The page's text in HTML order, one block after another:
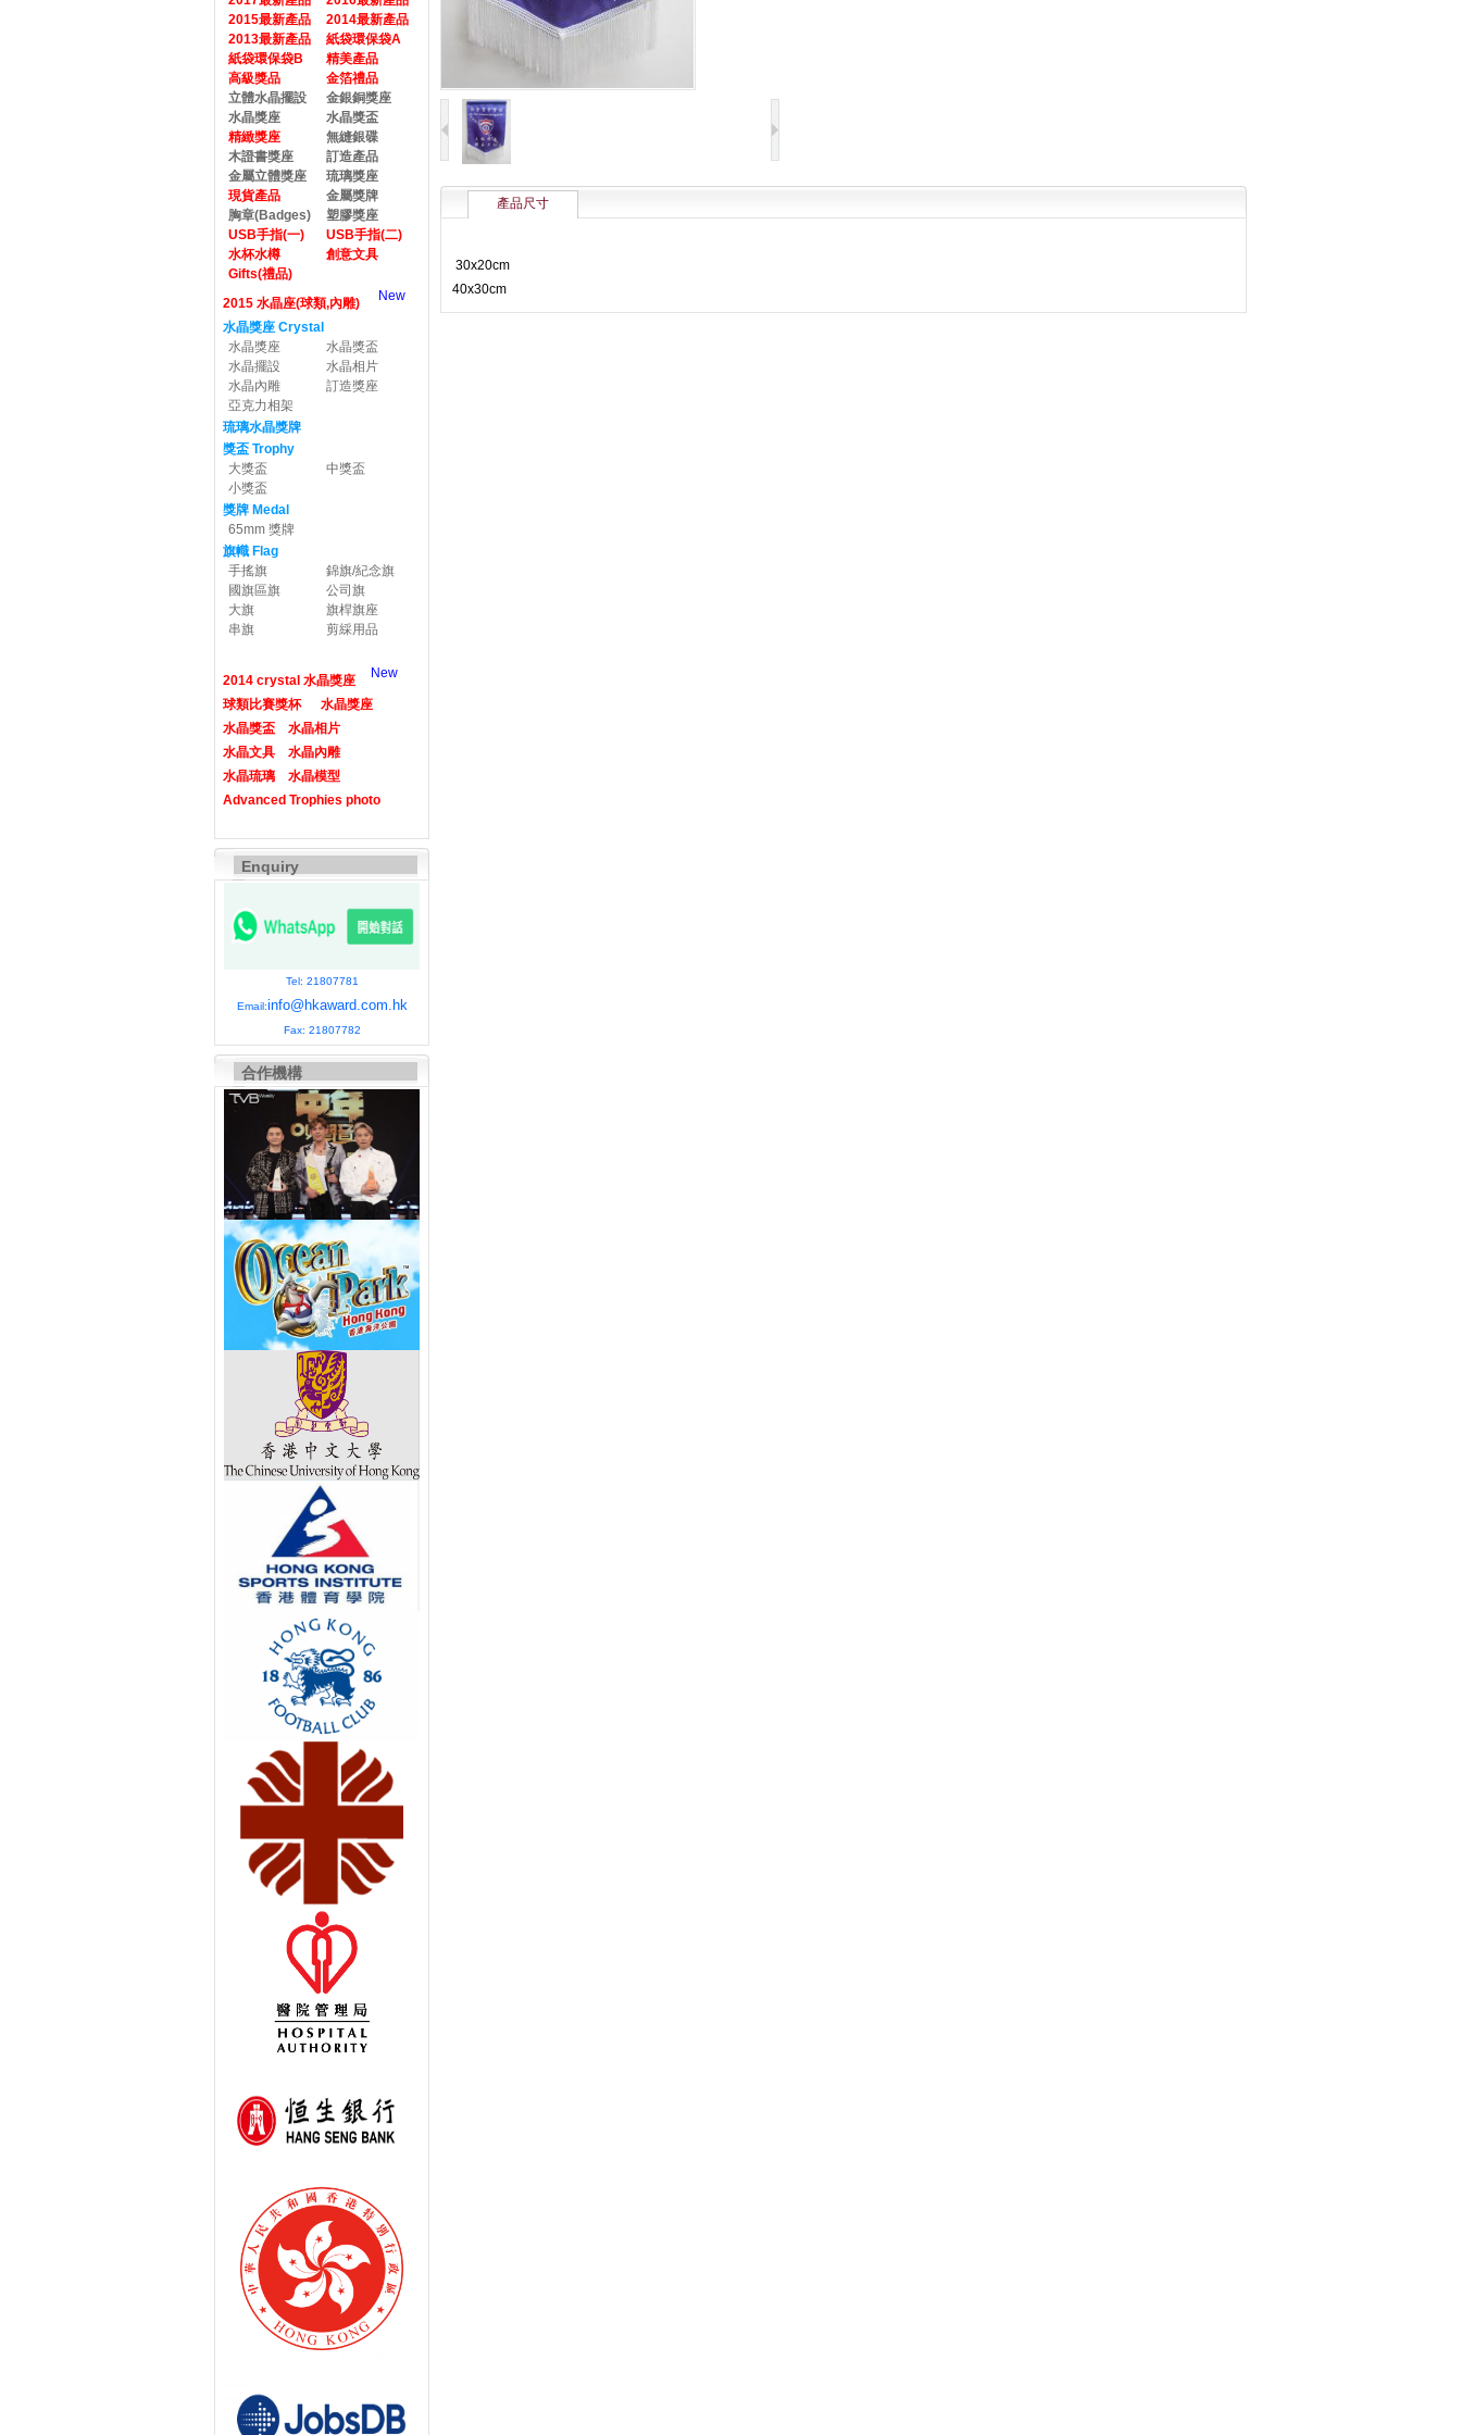
2015最新產品
2014最新產品
2013最新產品
紙袋環保袋A
紙袋環保袋B
精美產品
高級獎品
金箔禮品
立體水晶擺設
金銀銅獎座
水晶獎座
水晶獎盃
精緻獎座
無縫銀碟
木證書獎座
訂造產品
金屬立體獎座
琉璃獎座
現貨產品
金屬獎牌
胸章(Badges)
塑膠獎座
USB手指(一)
USB手指(二)
水杯水樽
創意文具
Gifts(禮品)
2015 水晶座(球類,內雕)
New
水晶獎座 Crystal
水晶獎座
水晶獎盃
水晶擺設
水晶相片
水晶內雕
訂造獎座
亞克力相架
琉璃水晶獎牌
獎盃 Trophy
大獎盃
中獎盃
小獎盃
獎牌 Medal
65mm 獎牌
旗幟 Flag
手搖旗
錦旗/紀念旗
國旗區旗
公司旗
大旗
旗桿旗座
串旗
剪綵用品
2014 crystal 水晶獎座 New
球類比賽獎杯
水晶獎座
水晶獎盃
水晶相片
水晶文具
水晶內雕
水晶琉璃
水晶模型
Advanced Trophies photo
Enquiry
Tel: 21807781
Email:info@hkaward.com.hk
Fax: 21807782
合作機構
產品尺寸
30x20cm
40x30cm